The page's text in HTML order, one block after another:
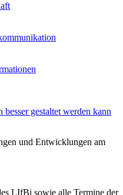
gestaltet werden kann
und Entwicklungen am
LIfBi sowie alle Termine der